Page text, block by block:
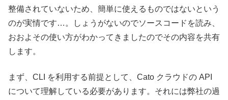
整備されていないため、簡単に使えるものではないという
のが実情です…。しょうがないのでソースコードを読み、
おおよその使い方がわかってきましたのでその内容を共有
します。
まず、CLI を利用する前提として、Cato クラウドの API
について理解している必要があります。それには弊社の過